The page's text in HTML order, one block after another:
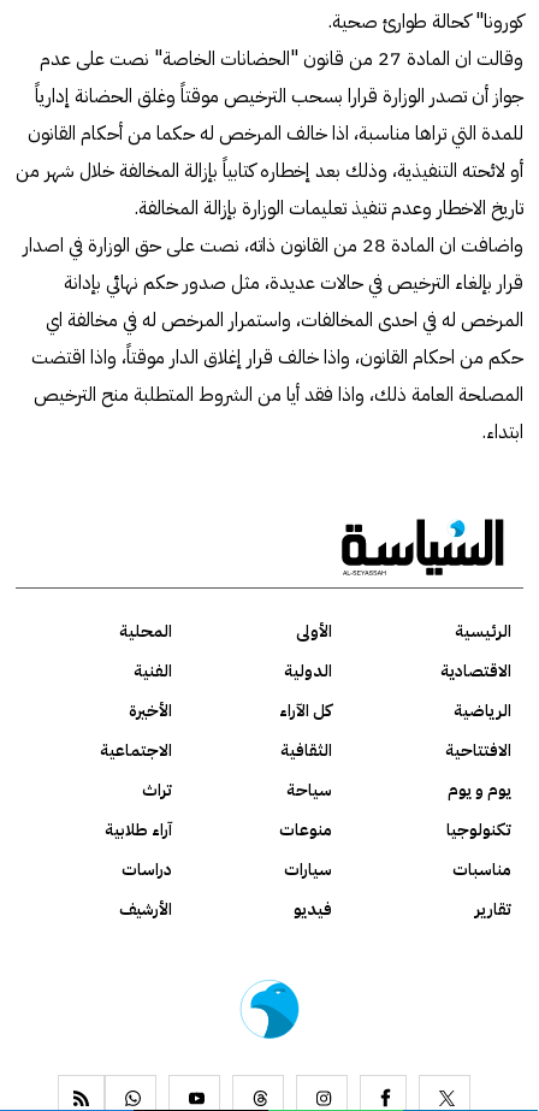
كورونا" كحالة طوارئ صحية.
وقالت ان المادة 27 من قانون "الحضانات الخاصة" نصت على عدم
جواز أن تصدر الوزارة قرارا بسحب الترخيص موقتاً وغلق الحضانة إدارياً
للمدة التي تراها مناسبة، اذا خالف المرخص له حكما من أحكام القانون
أو لائحته التنفيذية، وذلك بعد إخطاره كتابياً بإزالة المخالفة خلال شهر من
تاريخ الاخطار وعدم تنفيذ تعليمات الوزارة بإزالة المخالفة.
واضافت ان المادة 28 من القانون ذاته، نصت على حق الوزارة في اصدار
قرار بإلغاء الترخيص في حالات عديدة، مثل صدور حكم نهائي بإدانة
المرخص له في احدى المخالفات، واستمرار المرخص له في مخالفة اي
حكم من احكام القانون، واذا خالف قرار إغلاق الدار موقتاً، واذا اقتضت
المصلحة العامة ذلك، واذا فقد أيا من الشروط المتطلبة منح الترخيص
ابتداء.
الرئيسية الأولى
المحلية
الاقتصادية
الدولية
الفنية
الرياضية
كل الآراء
الأخيرة
الافتتاحية
الثقافية
الاجتماعية
يوم و يوم
سياحة
تراث
تكنولوجيا
منوعات
آراء طلابية
مناسبات
سيارات
دراسات
تقارير
فيديو الأرشيف